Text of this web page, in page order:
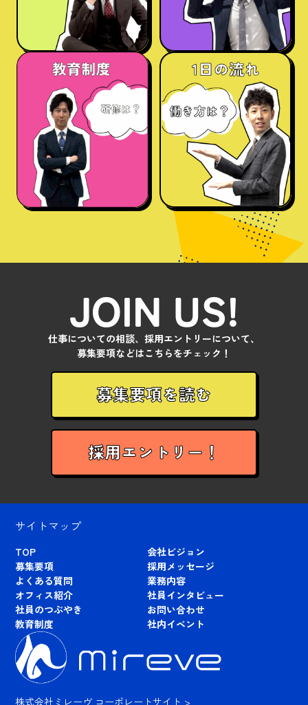
JOIN US!
仕事についての相談、採用エントリーについて、
募集要項などはこちらをチェック！
募集要項を読む
採用エントリー！
株式会社ミレーヴ コーポレートサイト >
サイトマップ
TOP
会社ビジョン
募集要項
採用メッセージ
よくある質問
業務内容
オフィス紹介
社員インタビュー
社員のつぶやき
お問い合わせ
教育制度
社内イベント